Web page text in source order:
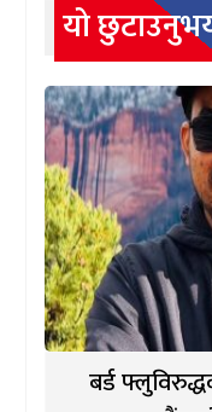
यो
बर्ड